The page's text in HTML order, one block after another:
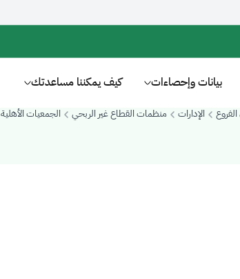
بيانات وإحصاءات كيف يمكننا مساعدتك
الإدارات منظمات القطاع غير الربحي الجمعيات الأهلية